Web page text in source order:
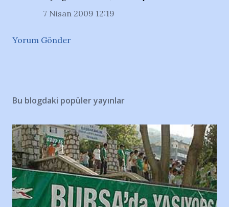
7 Nisan 2009 12:19
Yorum Gönder
Bu blogdaki popüler yayınlar